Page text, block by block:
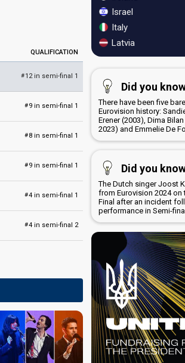
QUALIFICATION
#12 in semi-final 1
#9 in semi-final 1
#8 in semi-final 1
#9 in semi-final 1
#4 in semi-final 1
#4 in semi-final 2
Israel
Italy
Latvia
Did you
There have been five
Eurovision history:
Erener (2003), Dima
2023) and Emmelie De
Did you
The Dutch singer Joost
from Eurovision 2024 on
Final after an incident
performance in Semi-